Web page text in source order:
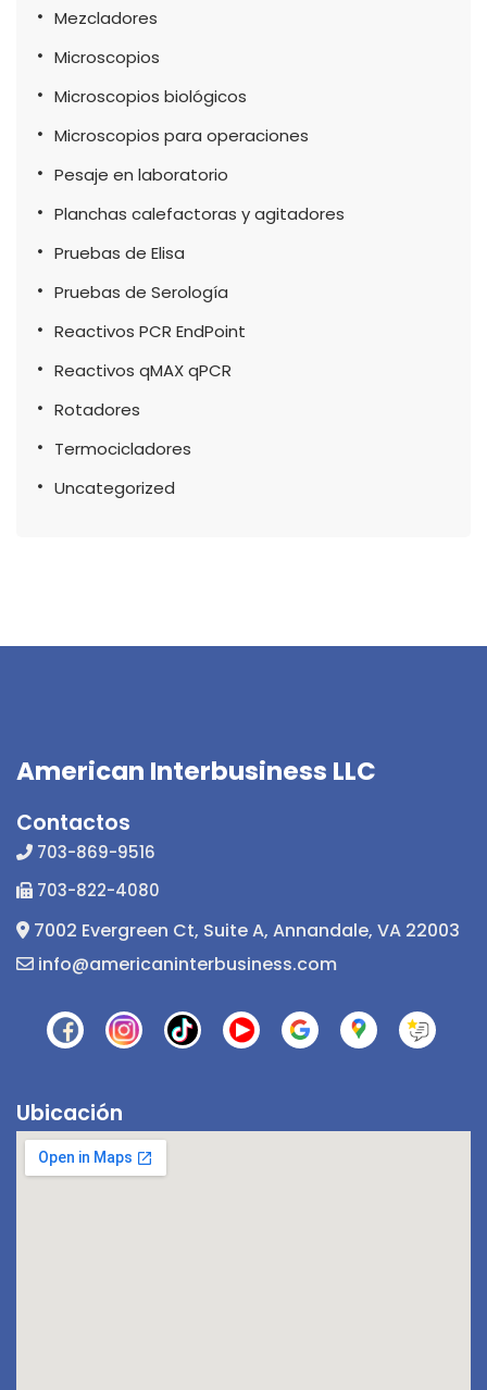
Mezcladores
Microscopios
Microscopios biológicos
Microscopios para operaciones
Pesaje en laboratorio
Planchas calefactoras y agitadores
Pruebas de Elisa
Pruebas de Serología
Reactivos PCR EndPoint
Reactivos qMAX qPCR
Rotadores
Termocicladores
Uncategorized
American Interbusiness LLC
Contactos
703-869-9516
703-822-4080
7002 Evergreen Ct, Suite A, Annandale, VA 22003
info@americaninterbusiness.com
Ubicación